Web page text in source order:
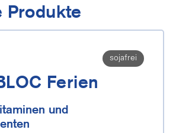
Produkte
sojafrei
Ferien
und